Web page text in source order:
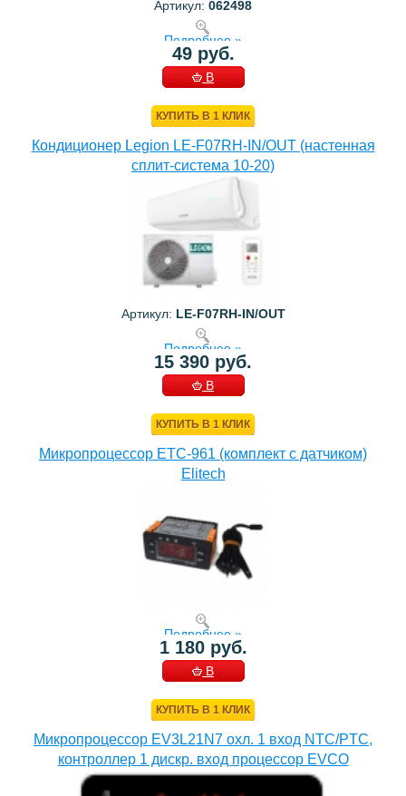
Артикул: 062498
Подробнее »
49 руб.
В
КУПИТЬ В 1 КЛИК
Кондиционер Legion LE-F07RH-IN/OUT (настенная
сплит-система 10-20)
Артикул: LE-F07RH-IN/OUT
Подробнее »
15 390 руб.
В
КУПИТЬ В 1 КЛИК
Микропроцессор ETC-961 (комплект c датчиком)
Elitech
Подробнее »
1 180 руб.
В
КУПИТЬ В 1 КЛИК
Микропроцессор EV3L21N7 охл. 1 вход NTC/PTC,
контроллер 1 дискр. вход процессор EVCO